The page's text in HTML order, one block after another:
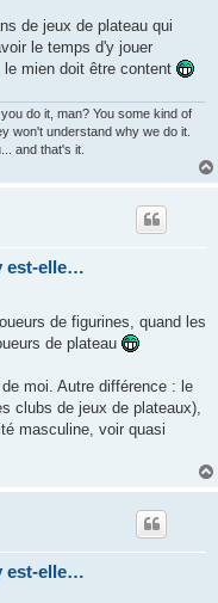
de jeux de plateau qui
le temps d'y jouer
mien doit être content
do it, man? You some kind of
won't understand why we do it.
and that's it.
est-elle…
de figurines, quand les
de plateau
moi. Autre différence : le
clubs de jeux de plateaux),
masculine, voir quasi
est-elle…